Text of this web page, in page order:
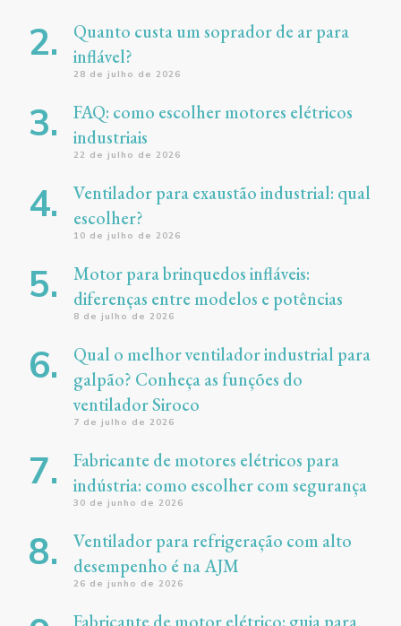
Quanto custa um soprador de ar para
inflável?
28 de julho de 2026
FAQ: como escolher motores elétricos
industriais
22 de julho de 2026
Ventilador para exaustão industrial: qual
escolher?
10 de julho de 2026
Motor para brinquedos infláveis:
diferenças entre modelos e potências
8 de julho de 2026
Qual o melhor ventilador industrial para
galpão? Conheça as funções do
ventilador Siroco
7 de julho de 2026
Fabricante de motores elétricos para
indústria: como escolher com segurança
30 de junho de 2026
Ventilador para refrigeração com alto
desempenho é na AJM
26 de junho de 2026